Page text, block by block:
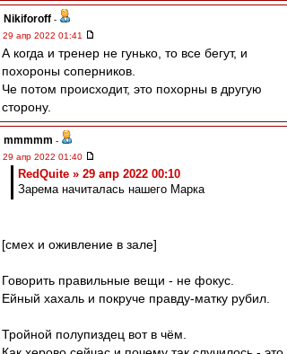
Nikiforoff -
29 апр 2022 01:41
А когда и тренер не гунько, то все бегут, и
похороны соперников.
Че потом происходит, это похорны в другую
сторону.
mmmmm -
29 апр 2022 01:40
RedQuite » 29 апр 2022 00:10
Зарема начиталась нашего Марка
[смех и оживление в зале]
Говорить правильные вещи - не фокус.
Ейный хахаль и покруче правду-матку рубил.
Тройной полупиздец вот в чём.